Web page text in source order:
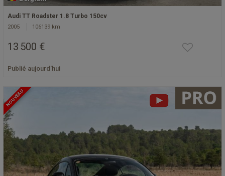
Audi TT Roadster 1.8 Turbo 150cv
2005 106139 km
13 500 €
Publié aujourd'hui
NOUVEAU